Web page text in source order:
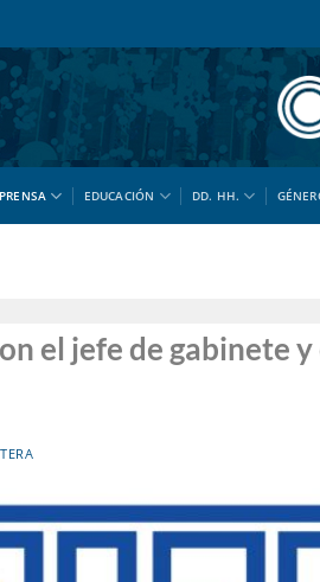
PRENSA EDUCACIÓN DD. HH.
el jefe de gabinete